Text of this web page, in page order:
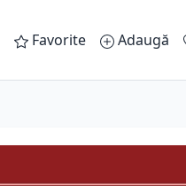
Favorite Adaugă